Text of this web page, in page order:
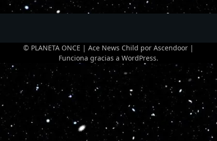
© PLANETA ONCE | Ace News Child por Ascendoor |
Funciona gracias a WordPress.